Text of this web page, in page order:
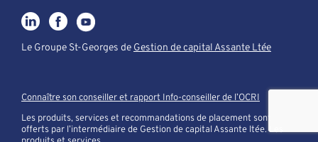
Le Groupe St-Georges de Gestion de capital Assante Ltée
Connaître son conseiller et rapport Info-conseiller de l’OCRI
Les produits, services et recommandations de placement sont
offerts par l’intermédiaire de Gestion de capital Assante ltée. Les